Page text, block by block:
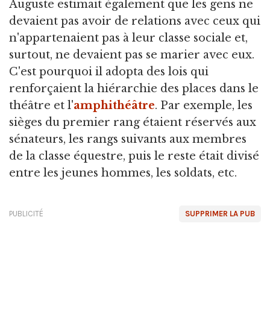
Auguste estimait également que les gens ne
devaient pas avoir de relations avec ceux qui
n'appartenaient pas à leur classe sociale et,
surtout, ne devaient pas se marier avec eux.
C'est pourquoi il adopta des lois qui
renforçaient la hiérarchie des places dans le
théâtre et l'amphithéâtre. Par exemple, les
sièges du premier rang étaient réservés aux
sénateurs, les rangs suivants aux membres
de la classe équestre, puis le reste était divisé
entre les jeunes hommes, les soldats, etc.
SUPPRIMER LA PUB
PUBLICITÉ